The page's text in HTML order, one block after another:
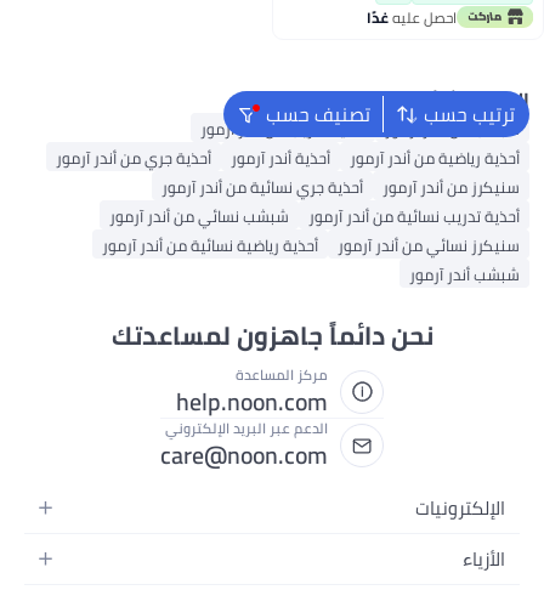
احصل عليهغدًا
ترتيب حسب تصنيف حسب البحث الشائع
شبشب من أندر آرمور
أحذية تدريب من أندر آرمور
أحذية رياضية من أندر آرمور
أحذية أندر آرمور
أحذية جري من أندر آرمور
سنيكرز من أندر آرمور
أحذية جري نسائية من أندر آرمور
أحذية تدريب نسائية من أندر آرمور
شبشب نسائي من أندر آرمور
سنيكرز نسائي من أندر آرمور
أحذية رياضية نسائية من أندر آرمور
شبشب أندر آرمور
نحن دائماً جاهزون لمساعدتك
مركز المساعدة
help.noon.com
الدعم عبر البريد الإلكتروني
care@noon.com
الإلكترونيات
الهواتف المتحركة
الأزياء